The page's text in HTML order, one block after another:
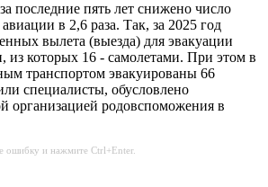
последние пять лет снижено число
в 2,6 раза. Так, за 2025 год
вылета (выезда) для эвакуации
которых 16 - самолетами. При этом в
транспортом эвакуированы 66
специалисты, обусловлено
организацией родовспоможения в
ошибку и нажмите Ctrl+Enter.